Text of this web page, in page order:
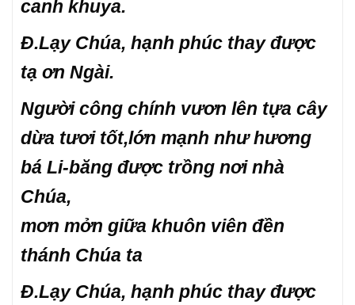
canh khuya.
Đ.Lạy Chúa, hạnh phúc thay được
tạ ơn Ngài.
Người công chính vươn lên tựa cây
dừa tươi tốt,lớn mạnh như hương
bá Li-băng được trồng nơi nhà
Chúa,
mơn mởn giữa khuôn viên đền
thánh Chúa ta
Đ.Lạy Chúa, hạnh phúc thay được